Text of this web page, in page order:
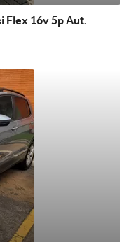
Flex 16v 5p Aut.